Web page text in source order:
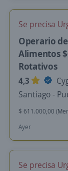
Se precisa
Operario
Alimentos
Rotativos
4,3
Santiago -
$ 611.000,00
Ayer
Se precisa